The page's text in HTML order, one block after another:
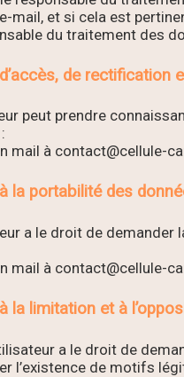
mail, et si cela est
du traitement des
de rectification
peut prendre
mail à contact@cellule-
la portabilité des
a le droit de
mail à contact@cellule-
la limitation et à
a le droit de
l’existence de motifs